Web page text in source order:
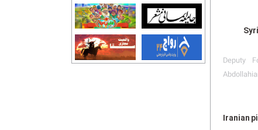
Deputy
Iranian